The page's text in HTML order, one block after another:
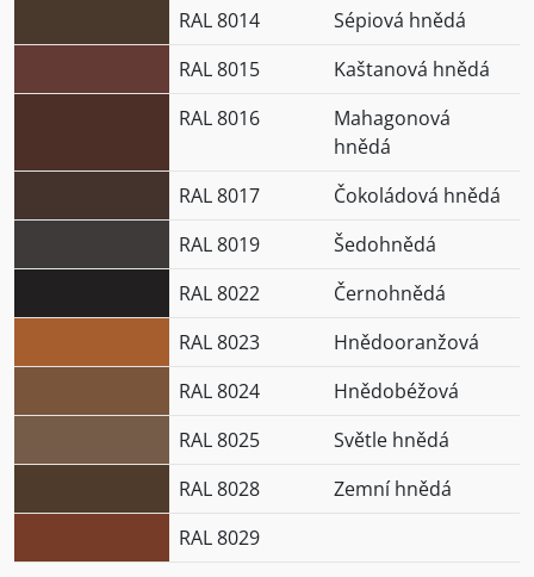
RAL 8014
Sépiová hnědá
RAL 8015
Kaštanová hnědá
RAL 8016
Mahagonová
hnědá
RAL 8017
Čokoládová hnědá
RAL 8019
Šedohnědá
RAL 8022
Černohnědá
RAL 8023
Hnědooranžová
RAL 8024
Hnědobéžová
RAL 8025
Světle hnědá
RAL 8028
Zemní hnědá
RAL 8029